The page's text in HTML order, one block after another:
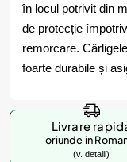
în locul potrivit din
de protecție
remorcare.
foarte durabile și
Livrare
oriunde in
(v. detalii)